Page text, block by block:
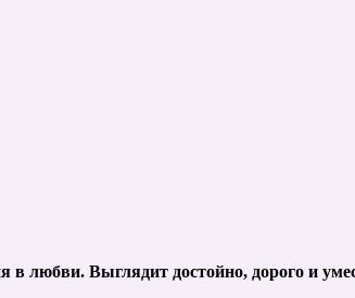
в любви. Выглядит достойно, дорого и